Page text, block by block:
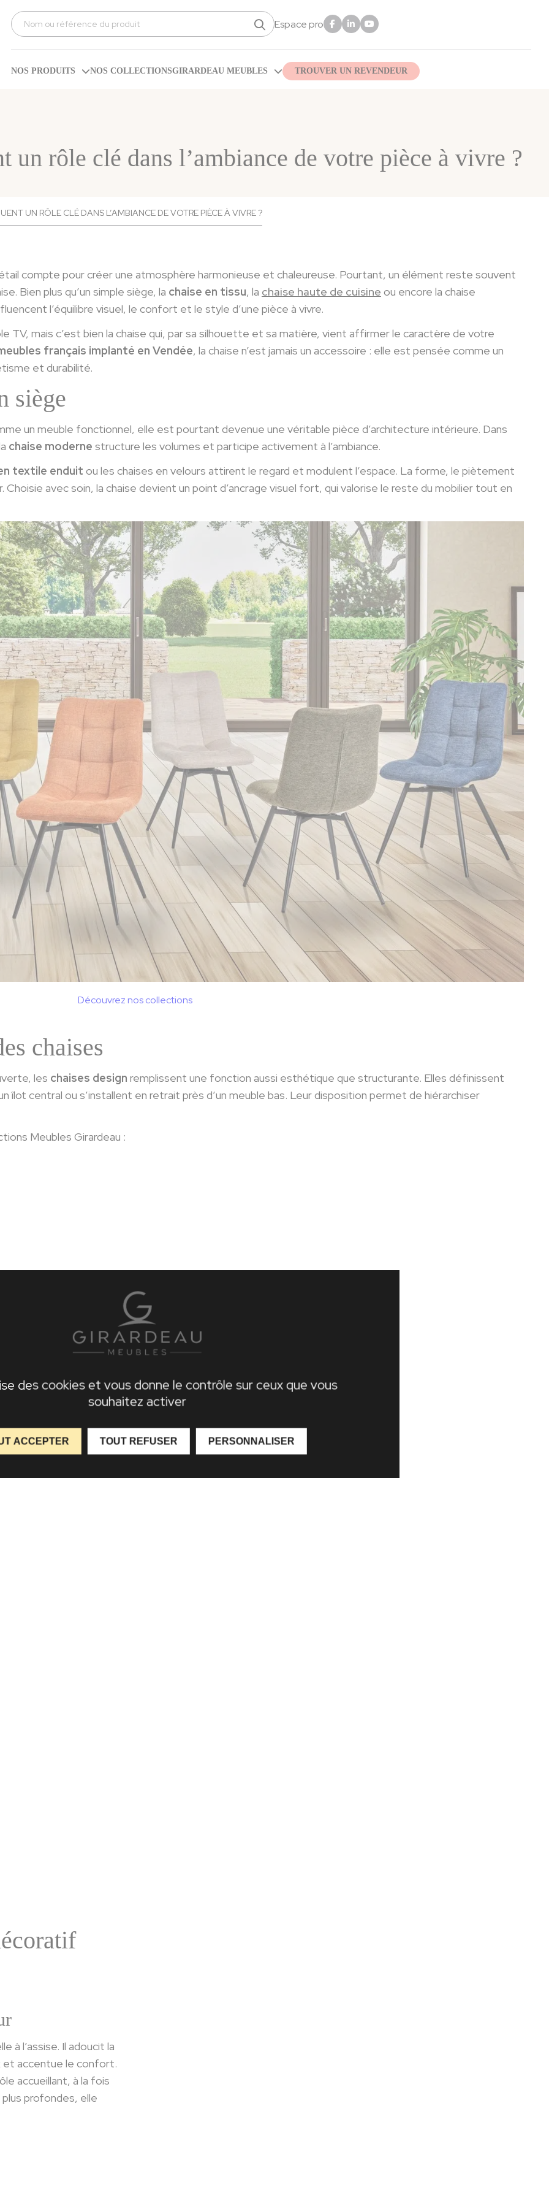
Search
for:
Espace pro
NOS PRODUITS NOS COLLECTIONSGIRARDEAU MEUBLES TROUVER UN REVENDEUR
un rôle clé dans l’ambiance de votre pièce à vivre ?
UN RÔLE CLÉ DANS L’AMBIANCE DE VOTRE PIÈCE À VIVRE ?
compte pour créer une atmosphère harmonieuse et chaleureuse. Pourtant, un élément reste souvent
Bien plus qu’un simple siège, la chaise en tissu, la chaise haute de cuisine ou encore la chaise
l’équilibre visuel, le confort et le style d’une pièce à vivre.
TV, mais c’est bien la chaise qui, par sa silhouette et sa matière, vient affirmer le caractère de votre
français implanté en Vendée, la chaise n’est jamais un accessoire : elle est pensée comme un
et durabilité.
siège
un meuble fonctionnel, elle est pourtant devenue une véritable pièce d’architecture intérieure. Dans
chaise moderne structure les volumes et participe activement à l’ambiance.
textile enduit ou les chaises en velours attirent le regard et modulent l’espace. La forme, le piètement
avec soin, la chaise devient un point d’ancrage visuel fort, qui valorise le reste du mobilier tout en
Découvrez nos collections
chaises
les chaises design remplissent une fonction aussi esthétique que structurante. Elles définissent
îlot central ou s’installent en retrait près d’un meuble bas. Leur disposition permet de hiérarchiser
Meubles Girardeau :
à l’assise. Il adoucit la
et accentue le confort.
accueillant, à la fois
profondes, elle
des cookies et vous donne le contrôle sur ceux que vous
souhaitez activer
ACCEPTER TOUT REFUSER PERSONNALISER